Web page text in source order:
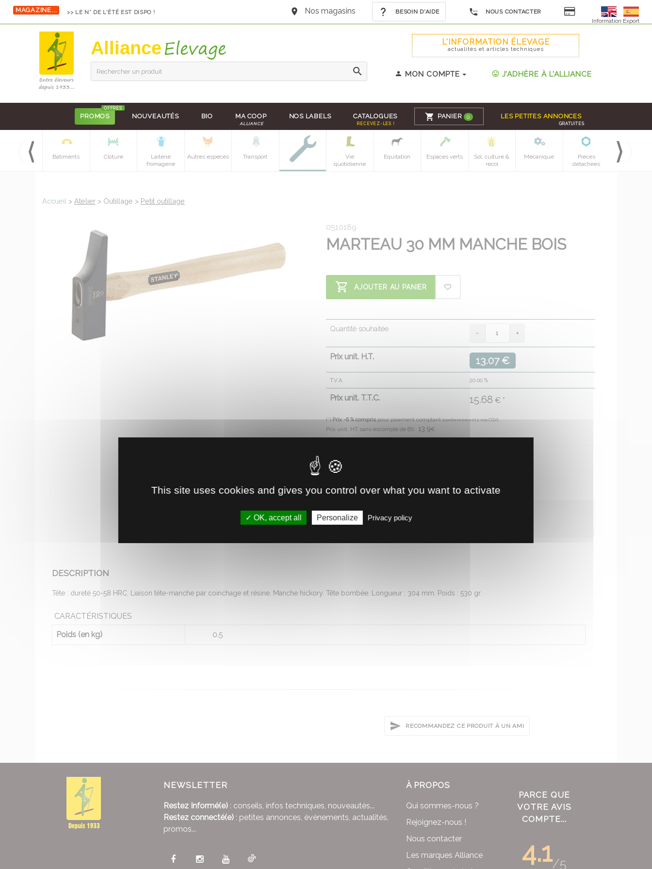
MAGAZINE... >> LE N° DE L'ÉTÉ EST DISPO ! Nos magasins BESOIN D'AIDE
NOUS CONTACTER
Information Export
Alliance
Rechercher un produit
L'INFORMATION ÉLEVAGE
actualités et articles techniques
MON COMPTE J'ADHÈRE À L'ALLIANCE
PROMOS
OFFRES
NOUVEAUTÉS BIO MA COOP
ALLIANCE
NOS LABELS CATALOGUES
RECEVEZ-LES !
PANIER 0 LES PETITES ANNONCES
GRATUITES
Equipements
Batiments Cloture
Laiterie
fromagerie
Autres especes Transport
Vie
quotidienne
Equitation Espaces verts
Sol, culture &
recol
Mecanique
Pieces
detachees
Accueil > Atelier > Outillage > Petit outillage
0510189
MARTEAU 30 MM MANCHE BOIS
AJOUTER AU PANIER
Quantité souhaitée
Prix unit. H.T. 13.07 €
T.V.A. 20.00 %
Prix unit. T.T.C. 15.68 € *
(*)Prix -6 % comprispour paiement comptant(conformément à nos CGV)
Prix unit. HT sans escompte de 6% : 13.9€
Disponible immédiatement !
Retrait direct en magasin
Voir la disponibilité
DESCRIPTION
Tête : dureté 50-58 HRC. Liaison tête-manche par coinchage et résine. Manche hickory. Tête bombée. Longueur : 304 mm. Poids : 530 gr.
CARACTÉRISTIQUES
Poids (en kg)
0.5
RECOMMANDEZ CE PRODUIT À UN AMI
À PROPOS
Qui sommes-nous ?
Rejoignez-nous !
Nous contacter
Les marques Alliance
PARCE QUE
VOTRE AVIS
COMPTE...
4.1/5
NEWSLETTER
Restez Informé(e) : conseils, infos techniques, nouveautés...
Restez connecté(e) : petites annonces, événements, actualités,
promos...
This site uses cookies and gives you control over what you want to activate
OK, accept all Personalize Privacy policy